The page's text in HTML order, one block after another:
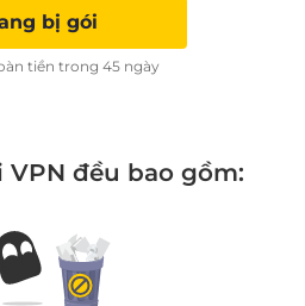
bị gói
tiền trong 45 ngày
VPN đều bao gồm: